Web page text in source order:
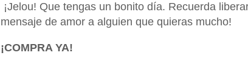
¡Jelou! Que tengas un bonito día. Recuerda
mensaje de amor a alguien que quieras mucho!
¡COMPRA YA!